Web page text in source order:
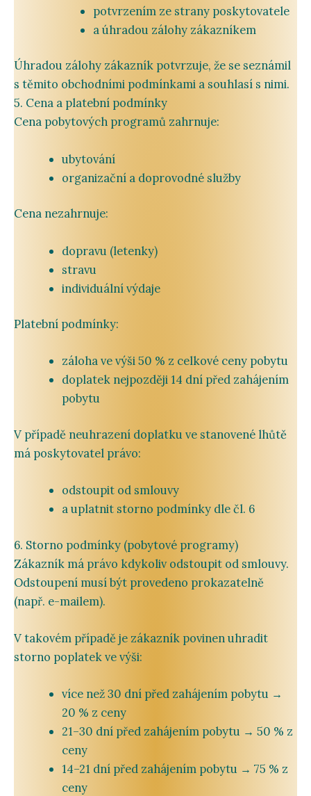
potvrzením ze strany poskytovatele
a úhradou zálohy zákazníkem
Úhradou zálohy zákazník potvrzuje, že se seznámil
s těmito obchodními podmínkami a souhlasí s nimi.
5. Cena a platební podmínky
Cena pobytových programů zahrnuje:
ubytování
organizační a doprovodné služby
Cena nezahrnuje:
dopravu (letenky)
stravu
individuálnívýdaje
Platební podmínky:
zálohavevýši50 % z celkové ceny pobytu
doplatek nejpozději14 dní před zahájením
pobytu
V případě neuhrazení doplatku ve stanovené lhůtě
má poskytovatel právo:
odstoupit od smlouvy
auplatnit storno podmínky dlečl. 6
6. Storno podmínky (pobytové programy)
Zákazník má právo kdykolivodstoupit od smlouvy.
Odstoupení musí být provedeno prokazatelně
(např. e-mailem).
Vtakovém případě je zákazník povinen uhradit
storno poplatekvevýši:
více než30 dní před zahájením pobytu →
20 % z ceny
21–30 dní před zahájením pobytu →50 % z
ceny
14–21 dní před zahájením pobytu →75 % z
ceny